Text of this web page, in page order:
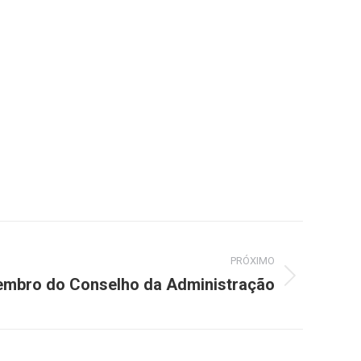
PRÓXIMO
do Conselho da Administração